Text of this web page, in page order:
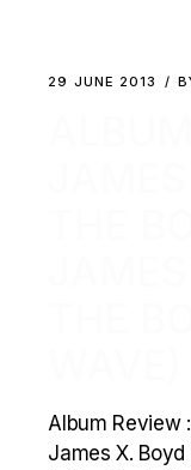
29 JUNE 2013
Album Review
James X.